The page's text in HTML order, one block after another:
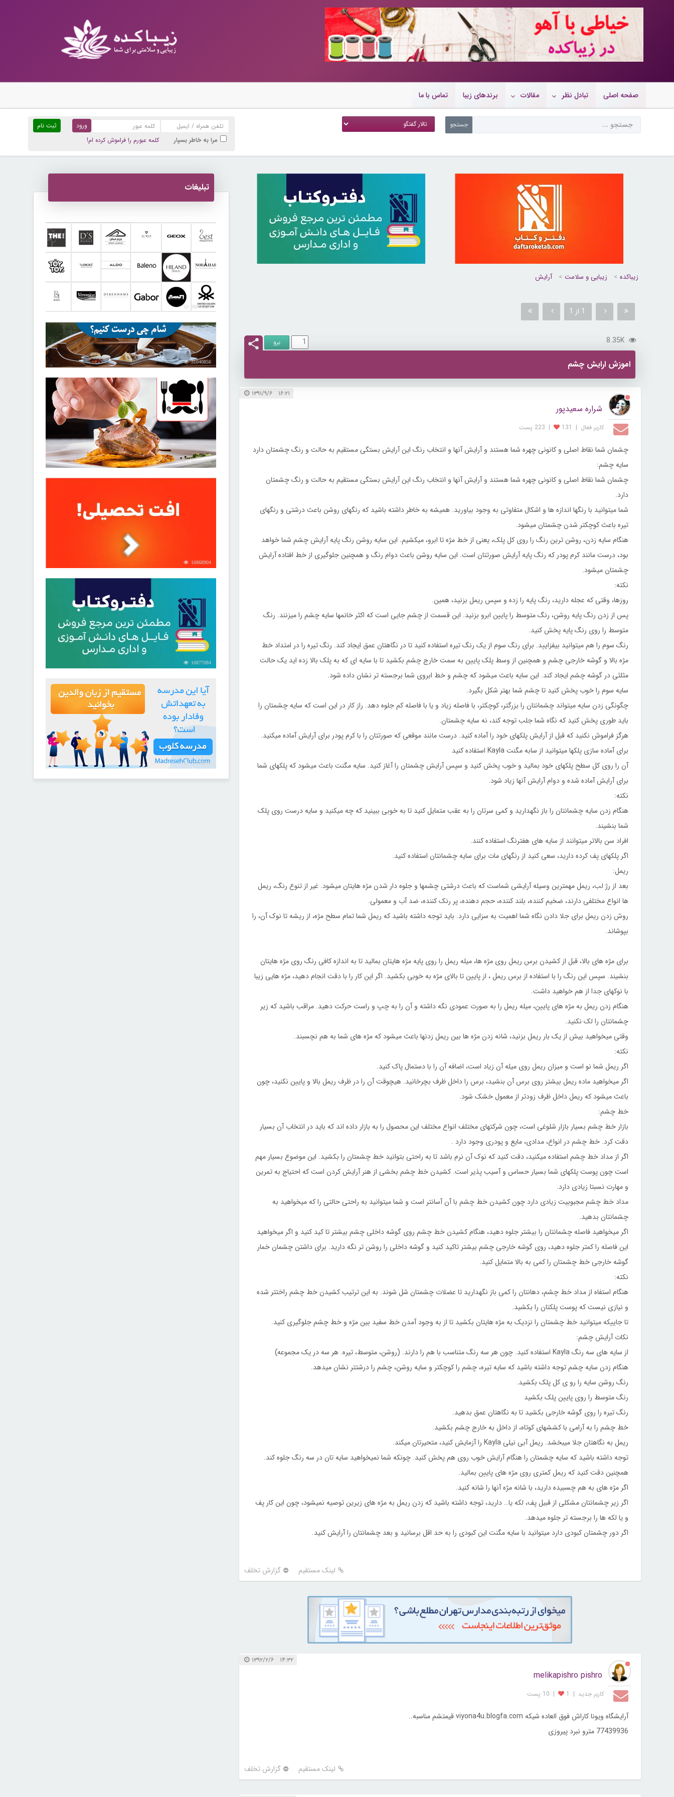
10721413
صفحه اصلی تبادل نظر مقالات برندهای زیبا تماس با ما
ثبت نام
مرا به خاطر بسپار
کلمه عبورم را فراموش کرده ام!
زیباکده زیبایی و سلامت آرایش
1 از 1
8.35K
اموزش ارایش چشم
۱۶:۲۱ ۱۳۹۱/۹/۶
شراره سعیدپور
کاربر فعال |
131
| 223 پست
چشمان شما نقاط اصلی و کانونی چهره شما هستند و آرایش آنها و انتخاب رنگ این آرایش بستگی مستقیم به حالت و رنگ چشمتان دارد
سایه چشم:
چشمان شما نقاط اصلی و کانونی چهره شما هستند و آرایش آنها و انتخاب رنگ این آرایش بستگی مستقیم به حالت و رنگ چشمتان
دارد.
شما میتوانید با رنگها اندازه ها و اشکال متفاوتی به وجود بیاورید. همیشه به خاطر داشته باشید که رنگهای روشن باعث درشتی و رنگهای
تیره باعث کوچکتر شدن چشمتان میشود.
هنگام سایه زدن، روشن ترین رنگ را روی کل پلک، یعنی از خط مژه تا ابرو، میکشیم. این سایه روشن رنگ پایه آرایش چشم شما خواهد
بود، درست مانند کرم پودر که رنگ پایه آرایش صورتتان است. این سایه روشن باعث دوام رنگ و همچنین جلوگیری از خط افتاده آرایش
چشمتان میشود.
نکته:
روزها، وقتی که عجله دارید، رنگ پایه را زده و سپس ریمل بزنید، همین.
پس از زدن رنگ پایه روشن، رنگ متوسط را پایین ابرو بزنید. این قسمت از چشم جایی است که اکثر خانمها سایه چشم را میزنند. رنگ
متوسط را روی رنگ پایه پخش کنید.
رنگ سوم را هم میتوانید بیفزایید. برای رنگ سوم از یک رنگ تیره استفاده کنید تا در نگاهتان عمق ایجاد کند. رنگ تیره را در امتداد خط
مژه بالا و گوشه خارجی چشم و همچنین از وسط پلک پایین به سمت خارج چشم بکشید تا با سایه ای که به پلک بالا زده اید یک حالت
مثلثی در گوشه چشم ایجاد کند. این سایه باعث میشود که چشم و خط ابروی شما برجسته تر نشان داده شود.
سایه سوم را خوب پخش کنید تا چشم شما بهتر شکل بگیرد.
چگونگی زدن سایه میتواند چشمانتان را بزرگتر، کوچکتر، با فاصله زیاد و یا با فاصله کم جلوه دهد. راز کار در این است که سایه چشمتان را
باید طوری پخش کنید که نگاه شما جلب توجه کند، نه سایه چشمتان.
هرگز فراموش نکنید که قبل از آرایش پلکهای خود را آماده کنید. درست مانند موقعی که صورتتان را با کرم پودر برای آرایش آماده میکنید.
برای آماده سازی پلکها میتوانید از سابه مگنت Kayla استفاده کنید
آن را روی کل سطح پلکهای خود بمالید و خوب پخش کنید و سپس آرایش چشمتان را آغاز کنید. سایه مگنت باعث میشود که پلکهای شما
برای آرایش آماده شده و دوام آرایش آنها زیاد شود.
نکته:
هنگام زدن سایه چشمانتان را باز نگهدارید و کمی سرتان را به عقب متمایل کنید تا به خوبی ببینید که چه میکنید و سایه درست روی پلک
شما بنشیند.
افراد سن بالاتر میتوانند از سایه های هفترنگ استفاده کنند.
اگر پلکهای پف کرده دارید، سعی کنید از رنگهای مات برای سایه چشمانتان استفاده کنید.
ریمل:
بعد از رژ لب، ریمل مهمترین وسیله آرایشی شماست که باعث درشتی چشمها و جلوه دار شدن مژه هایتان میشود. غیر از تنوع رنگ، ریمل
ها انواع مختلفی دارند، ضخیم کننده، بلند کننده، حجم دهنده، پر رنک کننده، ضد آب و معمولی.
روش زدن ریمل برای جلا دادن نگاه شما اهمیت به سزایی دارد. باید توجه داشته باشید که ریمل شما تمام سطح مژه، از ریشه تا نوک آن، را
بپوشاند.
برای مژه های بالا، قبل از کشیدن برس ریمل روی مژه ها، میله ریمل را روی پایه مژه هایتان بمالید تا به اندازه کافی رنگ روی مژه هایتان
بنشیند. سپس این رنگ را با استفاده از برس ریمل ، از پایین تا بالای مژه به خوبی بکشید. اگر این کار را با دقت انجام دهید، مژه هایی زیبا
با نوکهای جدا از هم خواهید داشت.
هنگام زدن ریمل به مژه های پایین، میله ریمل را به صورت عمودی نگه داشته و آن را به چپ و راست حرکت دهید. مراقب باشید که زیر
چشمانتان را لک نکنید.
وقتی میخواهید بیش از یک بار ریمل بزنید، شانه زدن مژه ها بین ریمل زدنها باعث میشود که مژه های شما به هم نچسبند.
نکته:
اگر ریمل شما نو است و میزان ریمل روی میله آن زیاد است، اضافه آن را با دستمال پاک کنید.
اگر میخواهید ماده ریمل بیشتر روی برس آن بنشید، برس را داخل ظرف بچرخانید. هیچوقت آن را در ظرف ریمل بالا و پایین نکنید، چون
باعث میشود که ریمل داخل ظرف زودتر از معمول خشک شود.
خط چشم:
بازار خط چشم بسیار بازار شلوغی است، چون شرکتهای مختلف انواع مختلف این محصول را به بازار داده اند که باید در انتخاب آن بسیار
دقت کرد. خط چشم در انواع، مدادی، مایع و پودری وجود دارد .
اگر از مداد خط چشم استفاده میکنید، دقت کنید که نوک آن نرم باشد تا به راحتی بتوانید خط چشمتان را بکشید. این موضوع بسیار مهم
است چون پوست پلکهای شما بسیار حساس و آسیب پذیر است. کشیدن خط چشم بخشی از هنر آرایش کردن است که احتیاج به تمرین
و مهارت نسبتا زیادی دارد.
مداد خط چشم مجبوبیت زیادی دارد چون کشیدن خط چشم با آن آسانتر است و شما میتوانید به راحتی حالتی را که میخواهید به
چشمانتان بدهید.
اگر میخواهید فاصله چشمانتان را بیشتر جلوه دهید، هنگام کشیدن خط چشم روی گوشه داخلی چشم بیشتر تا کید کنید و اگر میخواهید
این فاصله را کمتر جلوه دهید، روی گوشه خارجی چشم بیشتر تاکید کنید و گوشه داخلی را روشن تر نگه دارید. برای داشتن چشمان خمار
گوشه خارجی خط چشمتان را کمی به بالا متمایل کنید.
نکته:
هنگام استفاه از مداد خط چشم، دهانتان را کمی باز نگهدارید تا عضلات چشمتان شل شوند. به این ترتیب کشیدن خط چشم راختتر شده
و نیازی نیست که پوست پلکتان را بکشید.
تا جاییکه میتوانید خط چشمتان را نزدیک به مژه هایتان بکشید تا از به وجود آمدن خط سفید بین مژه و خط چشم جلوگیری کنید.
نکات آرایش چشم:
از سایه های سه رنگ Kayla استفاده کنید. چون هر سه رنگ متناسب با هم را دارند. (روشن، متوسط، تیره. هر سه در یک مجموعه)
هنگام زدن سایه چشم توجه داشته باشید که سایه تیره، چشم را کوچکتر و سایه روشن، چشم را درشتتر نشان میدهد.
رنگ روشن سایه را رو ی کل پلک بکشید.
رنگ متوسط را روی پایین پلک بکشید
رنگ تیره را روی گوشه خارجی بکشید تا به نگاهتان عمق بدهید.
خط چشم را به آرامی با کششهای کوتاه، از داخل به خارج چشم بکشید.
ریمل به نگاهتان جلا میبخشد. ریمل آبی نیلی Kayla را آزمایش کنید، متحیرتان میکند.
توجه داشته باشید که سایه چشمتان را هنگام آرایش خوب روی هم پخش کنید. چونکه شما نمیخواهید سایه تان در سه رنگ جلوه کند.
همچنین دقت کنید که ریمل کمتری روی مژه های پایین بمالید.
اگر مژه های به هم چسبیده دارید، با شانه مژه آنها را شانه کنید.
اگر زیر چشمانتان مشکلی از قبیل پف، لکه یا… دارید، توجه داشته باشید که زدن ریمل به مژه های زیرین توصیه نمیشود، چون این کار پف
و یا لکه ها را برجسته تر جلوه میدهد.
اگر دور چشمتان کبودی دارد میتوانید با سایه مگنت این کبودی را به حد اقل برسانید و بعد چشمانتان را آرایش کنید.
لینک مستقیم گزارش تخلف
۱۴:۳۲ ۱۳۹۲/۲/۶
melikapishro pishro
کاربر جديد |
1
| 10 پست
آراﯾﺸﮕﺎﻩ وﯾﻮﻧﺎ ﮐﺎراش ﻓﻮق اﻟﻌﺎدﻩ ﺷﯿﮑﻪ viyona4u.blogfa.com ﻗﯿﻤﺘﺸﻢ ﻣﻨﺎﺳﺒﻪ..
77439936 مترو نبرد پیروزی
لینک مستقیم گزارش تخلف
تبلیغات
30816831
31040856
30255699
16868904
16877084
21728994